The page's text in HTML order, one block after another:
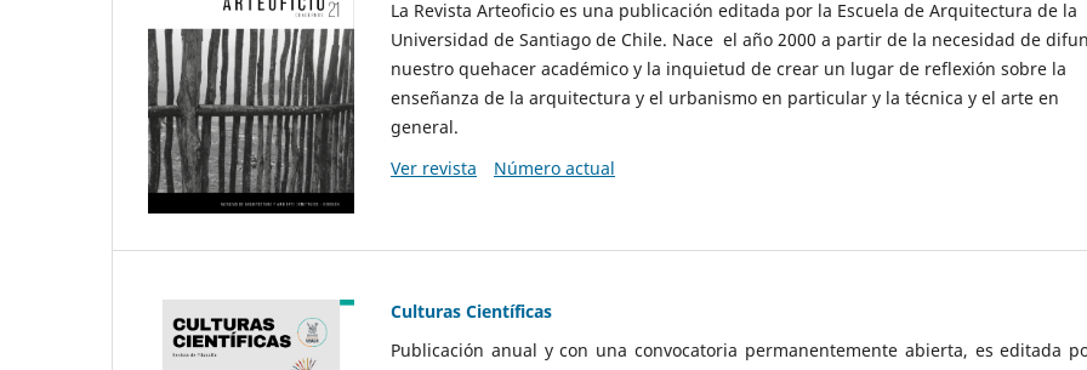
La Revista Arteoficio es una publicación editada por la Escuela de Arquitectura de la
Universidad de Santiago de Chile. Nace el año 2000 a partir de la necesidad de
nuestro quehacer académico y la inquietud de crear un lugar de reflexión sobre la
enseñanza de la arquitectura y el urbanismo en particular y la técnica y el arte en
general.
Ver revista
Número actual
Culturas Científicas
Publicación anual y con una convocatoria permanentemente abierta, es editada